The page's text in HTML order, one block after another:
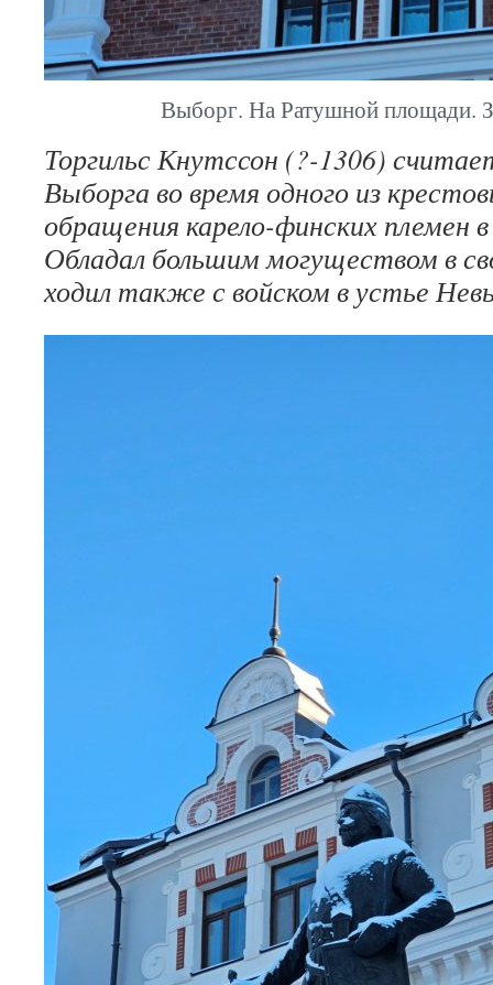
Выборг. На Ратушной площади.
Торгильс Кнутссон (?-1306)
Выборга во время одного из
обращения карело-финских племен
Обладал большим могуществом в
ходил также с войском в устье